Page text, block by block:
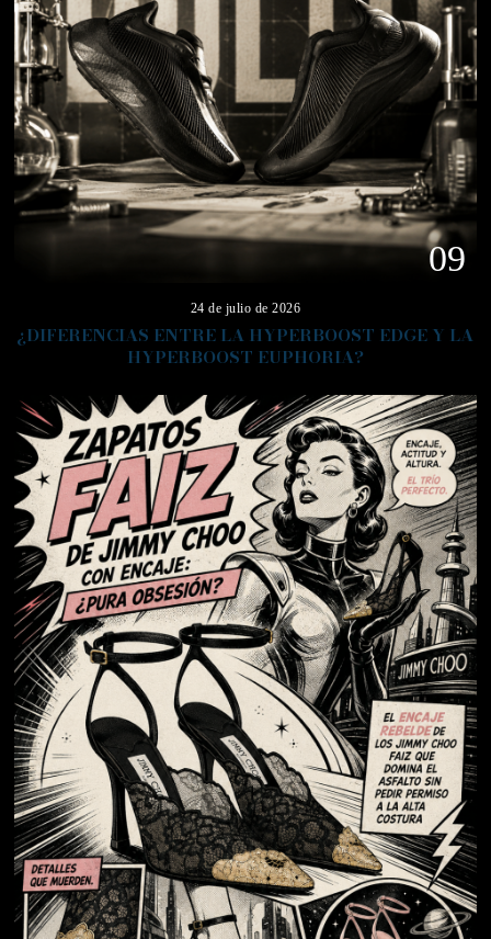
09
24 de julio de 2026
¿DIFERENCIAS ENTRE LA HYPERBOOST EDGE Y LA
HYPERBOOST EUPHORIA?